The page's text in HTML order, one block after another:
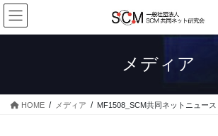
コ
ン
テ
ス
ナ
ビ
ゲ
ン
メディア
HOME メディア MF1508_SCM共同ネットニュース